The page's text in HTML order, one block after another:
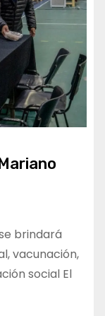
brindará
vacunación,
social El